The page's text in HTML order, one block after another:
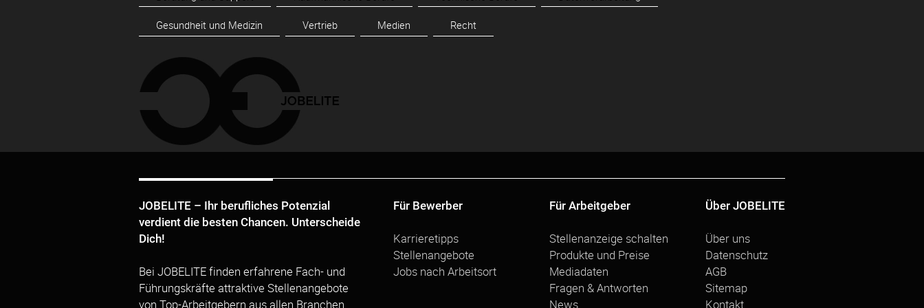
Gesundheit und Medizin Vertrieb Medien Recht
JOBELITE – Ihr berufliches Potenzial
verdient die besten Chancen. Unterscheide
Dich!
Bei JOBELITE finden erfahrene Fach- und
Führungskräfte attraktive Stellenangebote
von Top-Arbeitgebern aus allen Branchen
Für Bewerber
Karrieretipps
Stellenangebote
Jobs nach Arbeitsort
Für Arbeitgeber
Stellenanzeige schalten
Produkte und Preise
Mediadaten
Fragen & Antworten
News
Über JOBELITE
Über uns
Datenschutz
AGB
Sitemap
Kontakt